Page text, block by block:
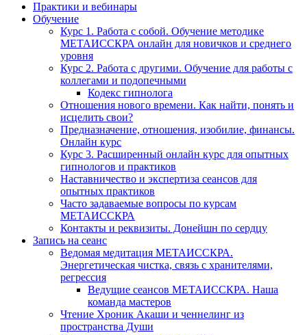
Практики и вебинары
Обучение
Курс 1. Работа с собой. Обучение методике
МЕТАИССКРА онлайн для новичков и среднего
уровня
Курс 2. Работа с другими. Обучение для работы с
коллегами и подопечными
Кодекс гипнолога
Отношения нового времени. Как найти, понять и
исцелить свои?
Предназначение, отношения, изобилие, финансы.
Онлайн курс
Курс 3. Расширенный онлайн курс для опытных
гипнологов и практиков
Наставничество и экспертиза сеансов для
опытных практиков
Часто задаваемые вопросы по курсам
МЕТАИССКРА
Контакты и реквизиты. Донейшн по сердцу
Запись на сеанс
Ведомая медитация МЕТАИССКРА.
Энергетическая чистка, связь с хранителями,
регрессия
Ведущие сеансов МЕТАИССКРА. Наша
команда мастеров
Чтение Хроник Акаши и ченнелинг из
пространства Души